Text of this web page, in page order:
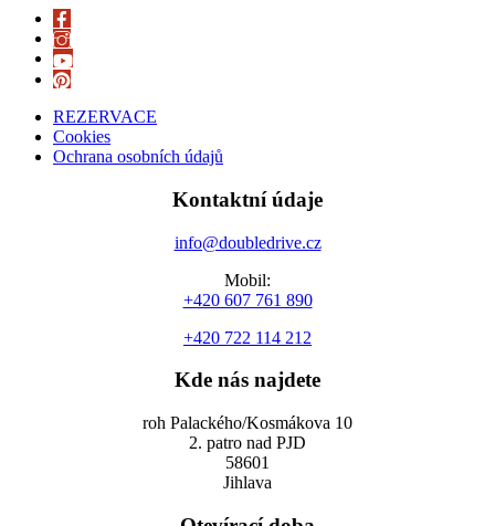
REZERVACE
Cookies
Ochrana osobních údajů
Kontaktní údaje
info@doubledrive.cz
Mobil:
+420 607 761 890
+420 722 114 212
Kde nás najdete
roh Palackého/Kosmákova 10
2. patro nad PJD
58601
Jihlava